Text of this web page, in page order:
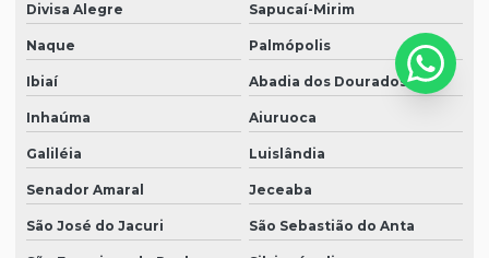
Divisa Alegre Sapucaí-Mirim
Naque Palmópolis
Ibiaí Abadia dos Dourados
Inhaúma Aiuruoca
Galiléia Luislândia
Senador Amaral Jeceaba
São José do Jacuri São Sebastião do Anta